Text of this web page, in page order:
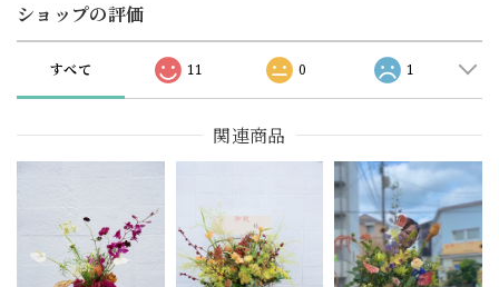
ショップの評価
すべて 11 0 1
関連商品